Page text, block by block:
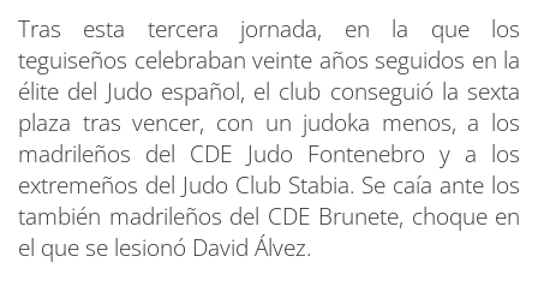
Tras esta tercera jornada, en la que los
teguiseños celebraban veinte años seguidos en la
élite del Judo español, el club conseguió la sexta
plaza tras vencer, con un judoka menos, a los
madrileños del CDE Judo Fontenebro y a los
extremeños del Judo Club Stabia. Se caía ante los
también madrileños del CDE Brunete, choque en
el que se lesionó David Álvez.